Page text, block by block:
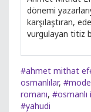
dönemi
karşılaştıran,
vurgulayan titiz
#ahmet mithat
osmanlılar,
romanı,
#yahudi